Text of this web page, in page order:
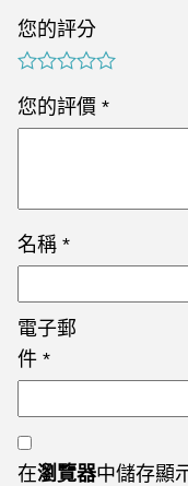
您的評分
您的評價 *
名稱 *
電子郵
件 *
在瀏覽器中儲存顯